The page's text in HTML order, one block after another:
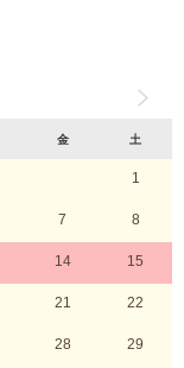
金 土
1
7 8
14 15
21 22
28 29